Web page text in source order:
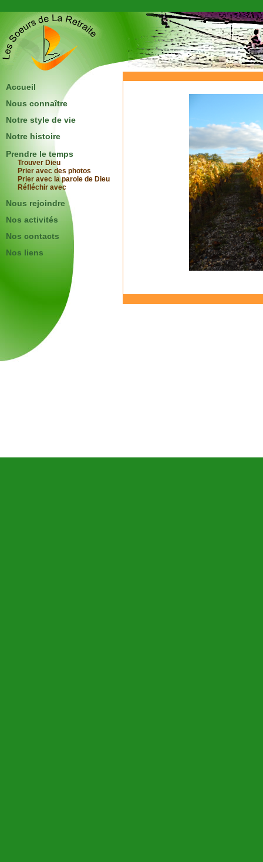
Accueil
Nous connaître
Notre style de vie
Notre histoire
Prendre le temps
Trouver Dieu
Prier avec des photos
Prier avec la parole de Dieu
Réfléchir avec
Nous rejoindre
Nos activités
Nos contacts
Nos liens